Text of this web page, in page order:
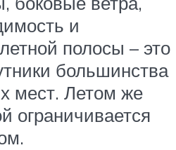
и
полосы – это
большинства
мест. Летом же
ограничивается